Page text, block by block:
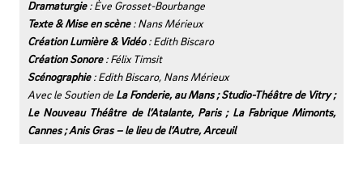
Dramaturgie: Ève Grosset-Bourbange
Texte & Mise en scène: Nans Mérieux
Création Lumière & Vidéo: Edith Biscaro
Création Sonore: Félix Timsit
Scénographie: Edith Biscaro, Nans Mérieux
Avec le Soutien de La Fonderie, au Mans ; Studio-Théâtre de Vitry ;
Le Nouveau Théâtre de l’Atalante, Paris ; La Fabrique Mimonts,
Cannes ; Anis Gras – le lieu de l’Autre, Arceuil